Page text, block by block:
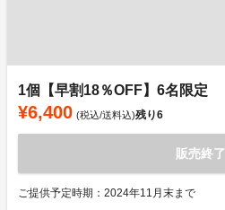
1個【早割18％OFF】6名限定
¥6,400 (税込/送料込)残り6
販売終了
ご提供予定時期：2024年11月末まで